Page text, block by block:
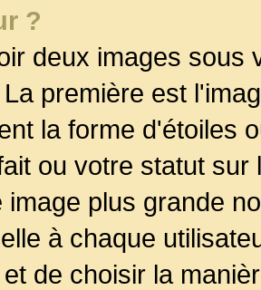
?
deux images sous
première est
la forme d'étoiles
ou votre statut
image plus grande
à chaque
de choisir la